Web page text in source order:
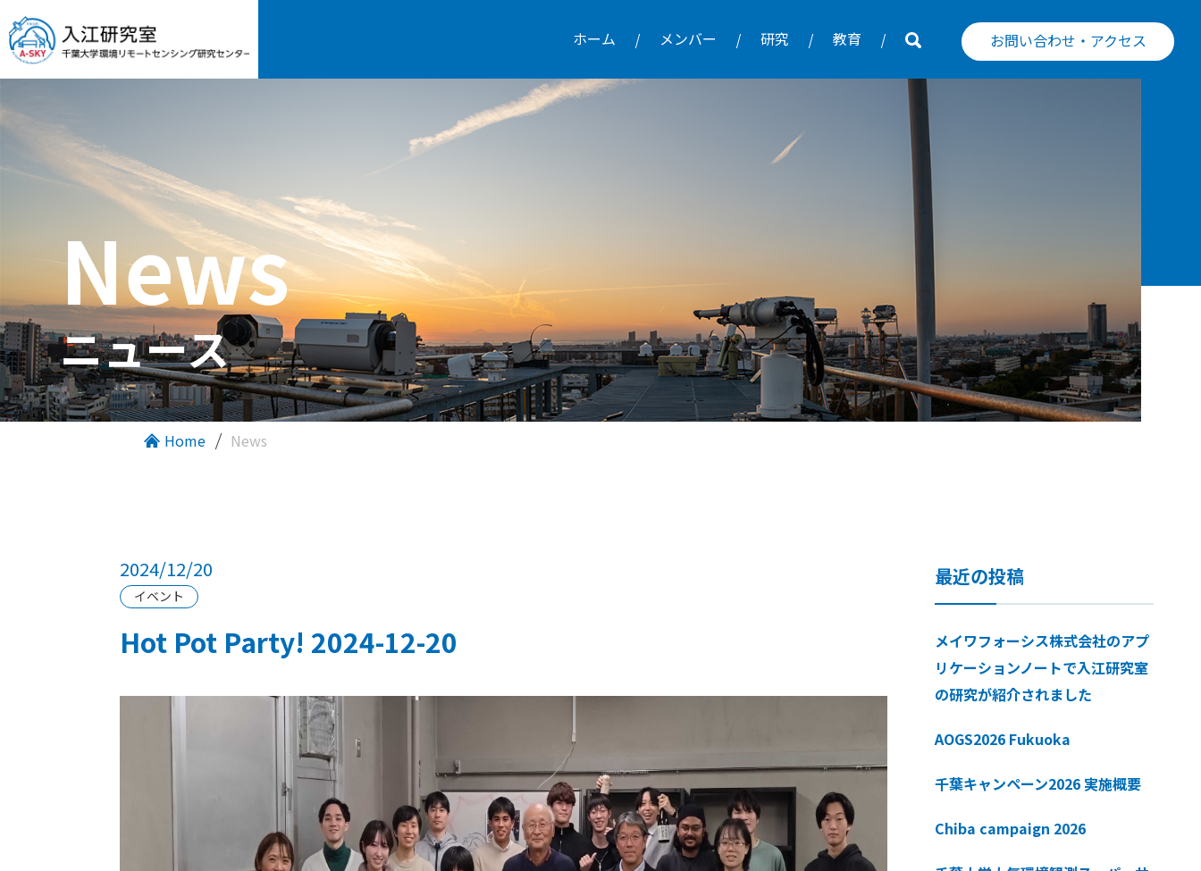
ホーム メンバー 研究 教育 お問い合わせ・アクセス
News
ニュース
Home News
2024/12/20
イベント
Hot Pot Party! 2024-12-20
最近の投稿
メイワフォーシス株式会社のアプ
リケーションノートで入江研究室
の研究が紹介されました
AOGS2026 Fukuoka
千葉キャンペーン2026 実施概要
Chiba campaign 2026